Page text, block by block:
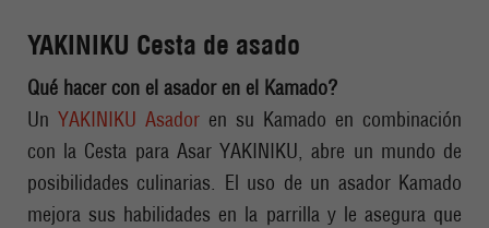
YAKINIKU Cesta de asado
Qué hacer con el asador en el Kamado?
Un YAKINIKU Asador en su Kamado en combinación
con la Cesta para Asar YAKINIKU, abre un mundo de
posibilidades culinarias. El uso de un asador Kamado
mejora sus habilidades en la parrilla y le asegura que